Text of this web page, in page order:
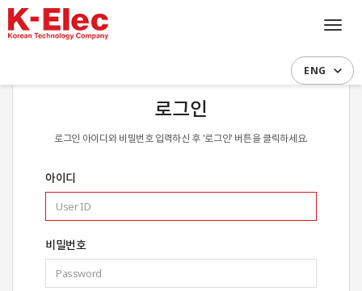
ENG
로그인
로그인 아이디와 비밀번호 입력하신 후 '로그인' 버튼을 클릭하세요.
아이디
비밀번호